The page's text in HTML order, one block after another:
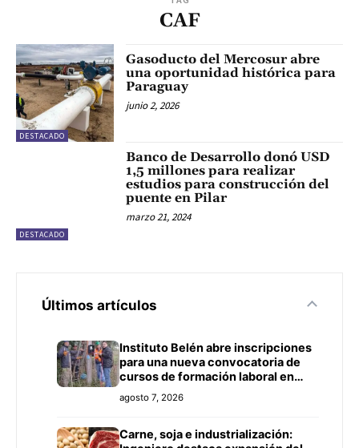
CAF
DESTACADO
Gasoducto del Mercosur abre
una oportunidad histórica para
Paraguay
junio 2, 2026
DESTACADO
Banco de Desarrollo donó USD
1,5 millones para realizar
estudios para construcción del
puente en Pilar
marzo 21, 2024
Últimos artículos
Instituto Belén abre inscripciones
para una nueva convocatoria de
cursos de formación laboral en
Concepción
agosto 7, 2026
Carne, soja e industrialización: